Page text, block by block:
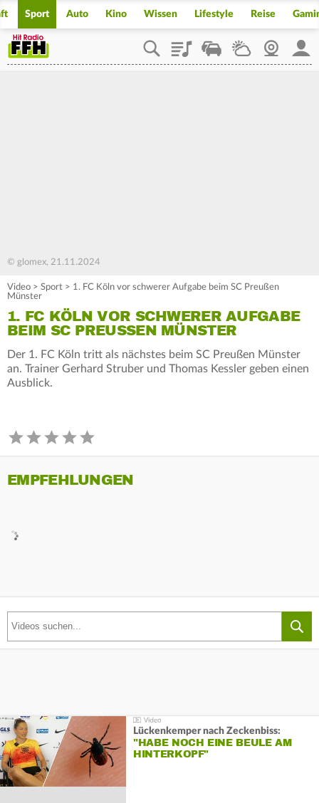
Sport Auto Kino Wissen Lifestyle Reise
PlaylistStaupilotWetterWebcam
© glomex, 21.11.2024
Video > Sport > 1. FC Köln vor schwerer Aufgabe beim SC Preußen
Münster
1. FC KÖLN VOR SCHWERER AUFGABE
BEIM SC PREUSSEN MÜNSTER
Der 1. FC Köln tritt als nächstes beim SC Preußen Münster
an. Trainer Gerhard Struber und Thomas Kessler geben einen
Ausblick.
EMPFEHLUNGEN
Lückenkemper nach Zeckenbiss:
"HABE NOCH EINE BEULE AM
HINTERKOPF"